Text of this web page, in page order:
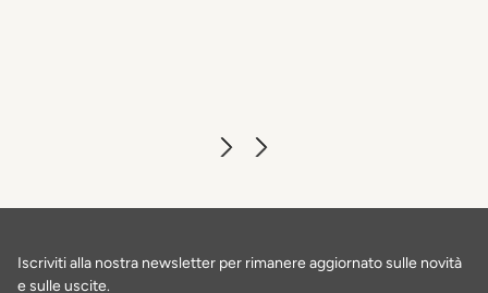
The Fusion Bar & Restaurant
Iscriviti alla nostra newsletter per rimanere aggiornato sulle novità
e sulle uscite.